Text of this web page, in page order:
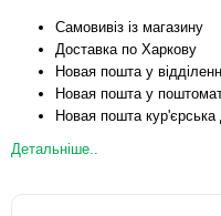
Самовивіз із магазину
Доставка по Харкову
Новая пошта у
Новая пошта у
Новая пошта кур'єрська
Детальніше..